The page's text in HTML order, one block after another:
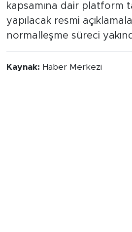
kapsamına dair platform
yapılacak resmi
normalleşme süreci
Kaynak: Haber Merkezi